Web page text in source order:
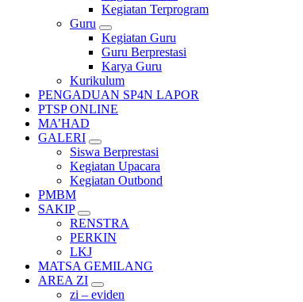
Kegiatan Terprogram
Guru
Kegiatan Guru
Guru Berprestasi
Karya Guru
Kurikulum
PENGADUAN SP4N LAPOR
PTSP ONLINE
MA’HAD
GALERI
Siswa Berprestasi
Kegiatan Upacara
Kegiatan Outbond
PMBM
SAKIP
RENSTRA
PERKIN
LKJ
MATSA GEMILANG
AREA ZI
zi – eviden